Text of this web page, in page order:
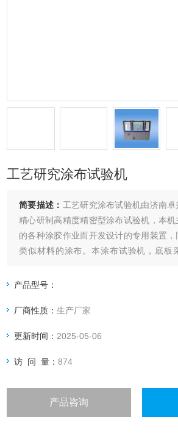
工艺研究涂布试验机
简要描述： 工艺研究涂布试验机由济南
精心研制高精度精密型涂布试验机，本
的各种涂胶作业而开发设计的专用装置
类似材料的涂布。本涂布试验机，底板
度调节，以及狭缝头与底板间隙三个因数
均匀性。
产品型号：
厂商性质：生产厂家
更新时间： 2025-05-06
访 问 量：874
产品咨询